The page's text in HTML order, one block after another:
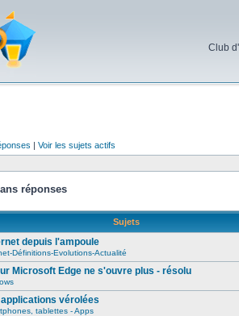
Club
| Voir les sujets actifs
réponses
Sujets
depuis l'ampoule
Définitions-Evolutions-Actualité
Microsoft Edge ne s'ouvre plus - résolu
vérolées
tablettes - Apps